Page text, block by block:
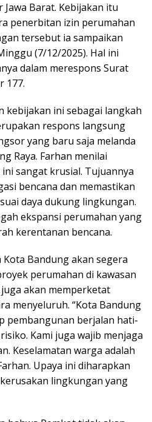
Barat. Kebijakan itu
penerbitan izin perumahan
tersebut ia sampaikan
(7/12/2025). Hal ini
dalam merespons Surat
177.
kebijakan ini sebagai langkah
respons langsung
yang baru saja melanda
Raya. Farhan menilai
sangat krusial. Tujuannya
bencana dan memastikan
daya dukung lingkungan.
ekspansi perumahan yang
kerentanan bencana.
Bandung akan segera
perumahan di kawasan
akan memperketat
menyeluruh. “Kota Bandung
pembangunan berjalan hati-
Kami juga wajib menjaga
Keselamatan warga adalah
Upaya ini diharapkan
lingkungan yang